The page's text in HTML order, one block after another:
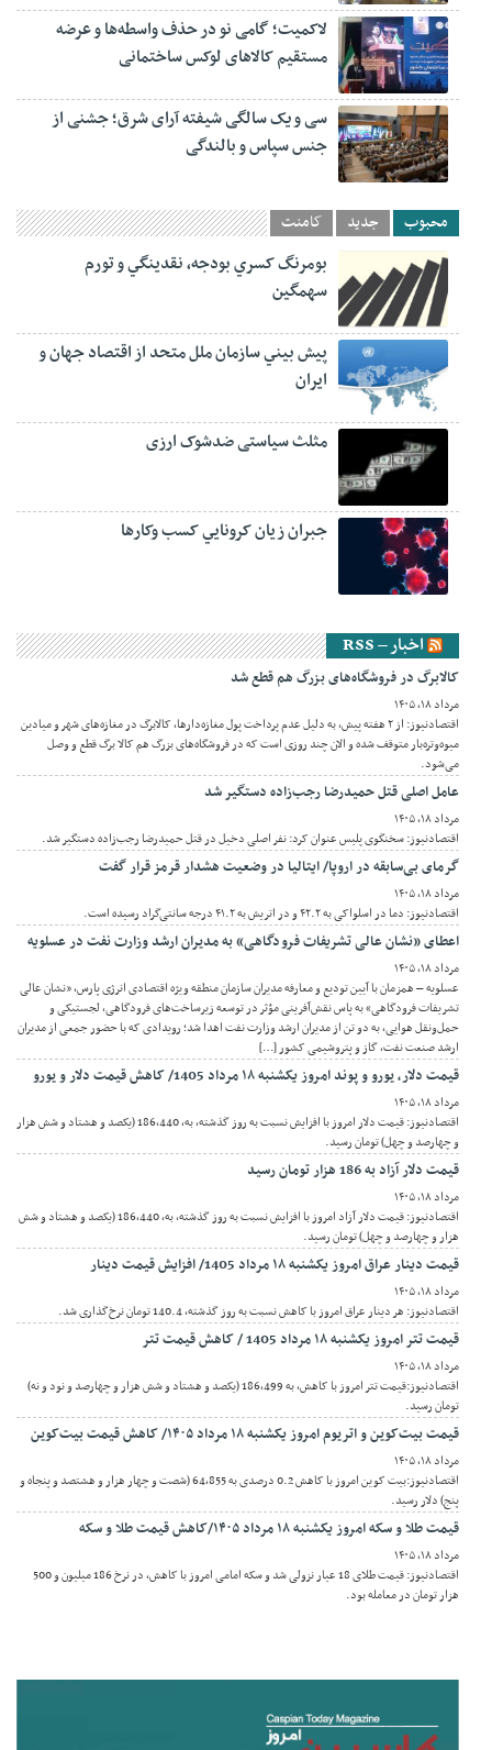
لاکمیت؛ گامی نو در حذف واسطه‌ها و عرضه
مستقیم کالاهای لوکس ساختمانی
سی و یک سالگی شیفته آرای شرق؛ جشنی از
جنس سپاس و بالندگی
محبوب جدید کامنت
بومرنگ کسري بودجه، نقدينگي و تورم
سهمگين
پيش‏ بيني سازمان ملل متحد از اقتصاد جهان و
ايران
مثلث سیاستی ضدشوک ارزی
جبران زيان کرونايي کسب وکارها
اخبار – RSS
کالابرگ در فروشگاه‌های بزرگ هم قطع شد
مرداد ۱۸, ۱۴۰۵
اقتصادنیوز: از ۲ هفته پیش، به دلیل عدم پرداخت پول مغازه‌دارها، کالابرگ در مغازه‌های شهر و میادین
میوه‌وتره‌بار متوقف شده و الان چند روزی است که در فروشگاه‌های بزرگ هم کالا برگ قطع ‌و وصل
می‌شود.
عامل اصلی قتل حمیدرضا رجب‌زاده دستگیر شد
مرداد ۱۸, ۱۴۰۵
اقتصادنیوز: سخنگوی پلیس عنوان کرد: نفر اصلی دخیل در قتل حمیدرضا رجب‌زاده دستگیر شد.
گرمای بی‌سابقه در اروپا/ ایتالیا در وضعیت هشدار قرمز قرار گفت
مرداد ۱۸, ۱۴۰۵
اقتصادنیوز: دما در اسلواکی به ۴۲.۲ و در اتریش به ۴۱.۲ درجه سانتی‌گراد رسیده است.
اعطای «نشان عالی تشریفات فرودگاهی» به مدیران ارشد وزارت نفت در عسلویه
مرداد ۱۸, ۱۴۰۵
عسلویه – همزمان با آیین تودیع و معارفه مدیران سازمان منطقه ویژه اقتصادی انرژی پارس، «نشان عالی
تشریفات فرودگاهی» به پاس نقش‌آفرینی مؤثر در توسعه زیرساخت‌های فرودگاهی، لجستیکی و
حمل‌ونقل هوایی، به دو تن از مدیران ارشد وزارت نفت اهدا شد؛ رویدادی که با حضور جمعی از مدیران
ارشد صنعت نفت، گاز و پتروشیمی کشور […]
قیمت دلار، یورو و پوند امروز یکشنبه ۱۸ مرداد 1405/ کاهش قیمت دلار و یورو
مرداد ۱۸, ۱۴۰۵
اقتصادنیوز: قیمت دلار امروز با افزایش نسبت به روز گذشته، به، 186,440 (یکصد و هشتاد و شش هزار
و چهارصد و چهل) تومان رسید.
قیمت دلار آزاد به 186 هزار تومان رسید
مرداد ۱۸, ۱۴۰۵
اقتصادنیوز: قیمت دلار آزاد امروز با افزایش نسبت به روز گذشته، به، 186,440 (یکصد و هشتاد و شش
هزار و چهارصد و چهل) تومان رسید.
قیمت دینار عراق امروز یکشنبه ۱۸ مرداد 1405/ افزایش قیمت دینار
مرداد ۱۸, ۱۴۰۵
اقتصادنیوز: هر دینار عراق امروز با کاهش نسبت به روز گذشته، 140.4 تومان نرخ‌گذاری شد.
قیمت تتر امروز یکشنبه ۱۸ مرداد 1405 / کاهش قیمت تتر
مرداد ۱۸, ۱۴۰۵
اقتصادنیوز:قیمت تتر امروز با کاهش، به 186,499 (یکصد و هشتاد و شش هزار و چهارصد و نود و نه)
تومان رسید.
قیمت بیت‌کوین و اتریوم امروز یکشنبه ۱۸ مرداد ۱۴۰۵/ کاهش قیمت بیت‌کوین
مرداد ۱۸, ۱۴۰۵
اقتصادنیوز:بیت کوین امروز با کاهش 0.2 درصدی به 64,855 (شصت و چهار هزار و هشتصد و پنجاه و
پنج) دلار رسید.
قیمت طلا و سکه امروز یکشنبه ۱۸ مرداد ۱۴۰۵/کاهش قیمت طلا و سکه
مرداد ۱۸, ۱۴۰۵
اقتصادنیوز: قیمت طلای 18 عیار نزولی شد و سکه امامی امروز با کاهش، در نرخ 186 میلیون و 500
هزار تومان در معامله بود.